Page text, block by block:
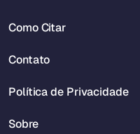
Como Citar
Contato
Política de Privacidade
Sobre